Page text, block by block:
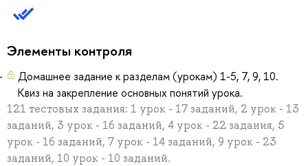
Элементы контроля
Домашнее задание к разделам (урокам) 1-5, 7, 9, 10.
Квиз на закрепление основных понятий урока.
121 тестовых задания: 1 урок - 17 заданий, 2 урок - 13
заданий, 3 урок - 16 заданий, 4 урок - 22 задания, 5
урок - 16 заданий, 7 урок - 14 заданий, 9 урок - 23
заданий, 10 урок - 10 заданий.